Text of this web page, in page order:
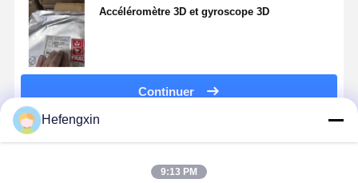
Accéléromètre 3D et gyroscope 3D
Continuer
Hefengxin
9:13 PM